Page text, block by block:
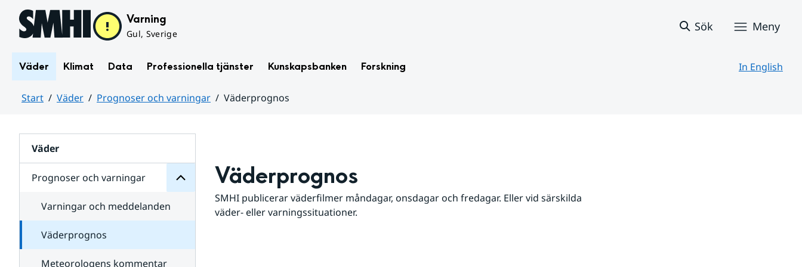
Hoppa till sidans innehåll Varning
Gul, Sverige
Sök Meny
Väder Klimat Data Professionella tjänster Kunskapsbanken Forskning In English
Start Väder Prognoser och varningar
Väderprognos
Väder
Prognoser och varningar
för
varningar
Varningar och meddelanden
Väderprognos
Meteorologens kommentar
Väderprognos
SMHI publicerar väderfilmer måndagar, onsdagar och fredagar. Eller vid särskilda
väder- eller varningssituationer.